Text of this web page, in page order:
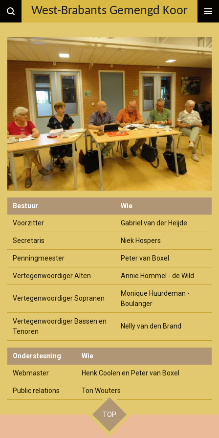
Ga
direct
hoofdinhoud
West-Brabants Gemengd Koor
Bestuur Wie
Voorzitter Gabriel van der Heijde
Secretaris Niek Hospers
Penningmeester Peter van Boxel
Vertegenwoordiger Alten Annie Hommel - de Wild
Vertegenwoordiger Sopranen
Monique Huurdeman -
Boulanger
Vertegenwoordiger Bassen en
Tenoren
Nelly van den Brand
Ondersteuning Wie
Webmaster Henk Coolen en Peter van Boxel
Public relations Ton Wouters
TOP